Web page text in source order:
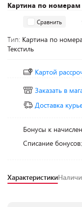
Картина по номерам
Сравнить
Тип: Картина по
Текстиль
Картой
Заказать в
Доставка
Бонусы к
Списание бонусов:
Характеристики